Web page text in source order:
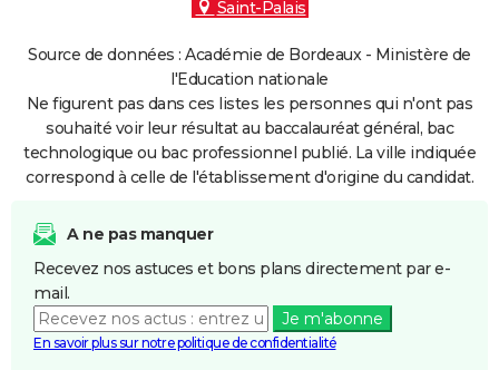
Saint-Palais
Source de données : Académie de Bordeaux - Ministère de
l'Education nationale
Ne figurent pas dans ces listes les personnes qui n'ont pas
souhaité voir leur résultat au baccalauréat général, bac
technologique ou bac professionnel publié. La ville indiquée
correspond à celle de l'établissement d'origine du candidat.
A ne pas manquer
Recevez nos astuces et bons plans directement par e-
mail.
Je m'abonne
En savoir plus sur notre politique de confidentialité